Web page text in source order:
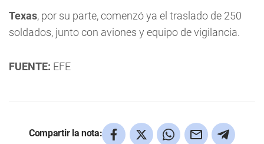
Texas, por su parte, comenzó ya el traslado de 250
soldados, junto con aviones y equipo de vigilancia.
FUENTE: EFE
Compartir la nota: